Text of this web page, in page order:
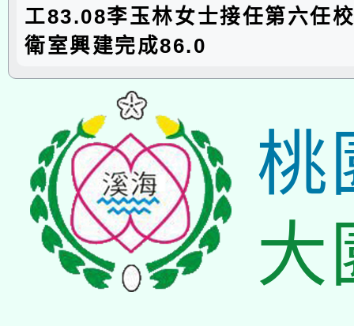
工83.08李玉林女士接任第六任
衛室興建完成86.0
桃
大